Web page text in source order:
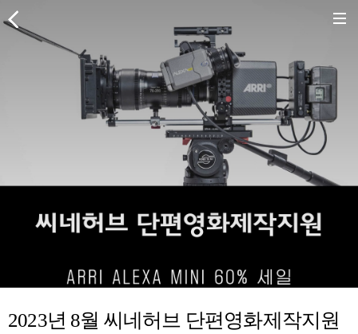
2023년 8월 씨네허브 단편영화제작지원